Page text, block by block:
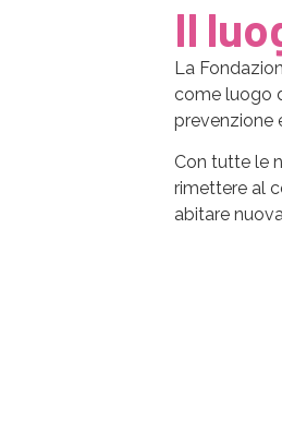
Il
La
come luogo
prevenzione
Con tutte le
rimettere al
abitare